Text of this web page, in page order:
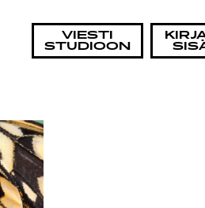
VIESTI
STUDIOON